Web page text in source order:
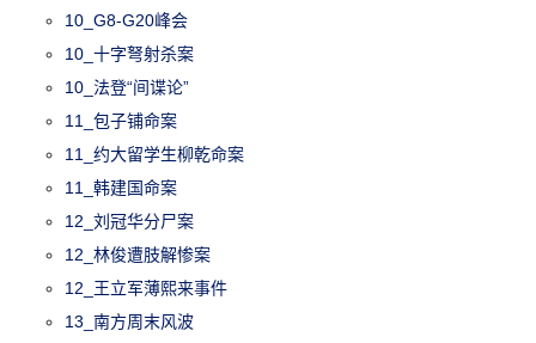
10_G8-G20峰会
10_十字弩射杀案
10_法登“间谍论”
11_包子铺命案
11_约大留学生柳乾命案
11_韩建国命案
12_刘冠华分尸案
12_林俊遭肢解惨案
12_王立军薄熙来事件
13_南方周末风波